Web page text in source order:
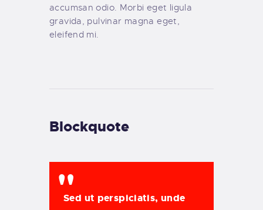
accumsan odio. Morbi eget ligula
gravida, pulvinar magna eget,
eleifend mi.
Blockquote
Sed ut perspiciatis, unde